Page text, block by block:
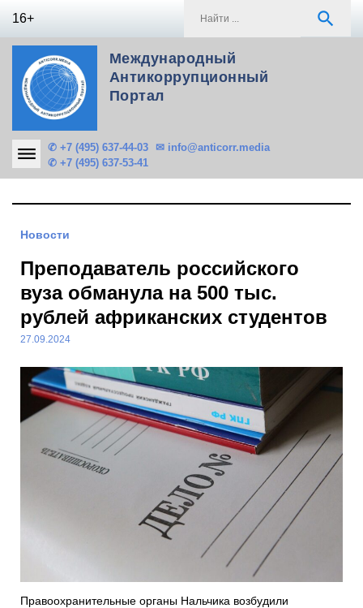
16+ search
Международный
Антикоррупционный
Портал
✆ +7 (495) 637-44-03
✆ +7 (495) 637-53-41
✉ info@anticorr.media
Новости
Преподаватель российского
вуза обманула на 500 тыс.
рублей африканских студентов
27.09.2024
Правоохранительные органы Нальчика возбудили